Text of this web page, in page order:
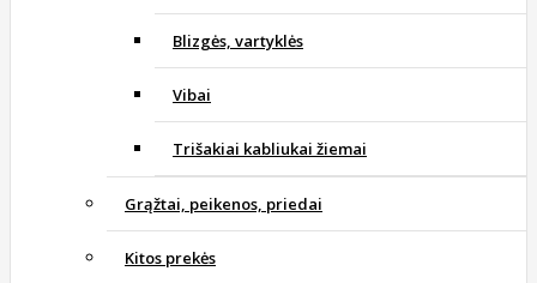
Blizgės, vartyklės
Vibai
Trišakiai kabliukai žiemai
Grąžtai, peikenos, priedai
Kitos prekės